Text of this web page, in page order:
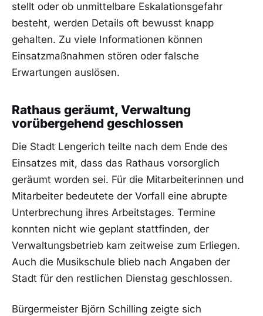
stellt oder ob unmittelbare Eskalationsgefahr
besteht, werden Details oft bewusst knapp
gehalten. Zu viele Informationen können
Einsatzmaßnahmen stören oder falsche
Erwartungen auslösen.
Rathaus geräumt, Verwaltung
vorübergehend geschlossen
Die Stadt Lengerich teilte nach dem Ende des
Einsatzes mit, dass das Rathaus vorsorglich
geräumt worden sei. Für die Mitarbeiterinnen und
Mitarbeiter bedeutete der Vorfall eine abrupte
Unterbrechung ihres Arbeitstages. Termine
konnten nicht wie geplant stattfinden, der
Verwaltungsbetrieb kam zeitweise zum Erliegen.
Auch die Musikschule blieb nach Angaben der
Stadt für den restlichen Dienstag geschlossen.
Bürgermeister Björn Schilling zeigte sich